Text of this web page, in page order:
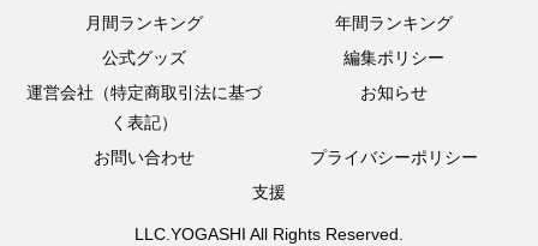
月間ランキング
年間ランキング
公式グッズ
編集ポリシー
運営会社（特定商取引法に基づ
く表記）
お知らせ
お問い合わせ
プライバシーポリシー
支援
LLC.YOGASHI All Rights Reserved.